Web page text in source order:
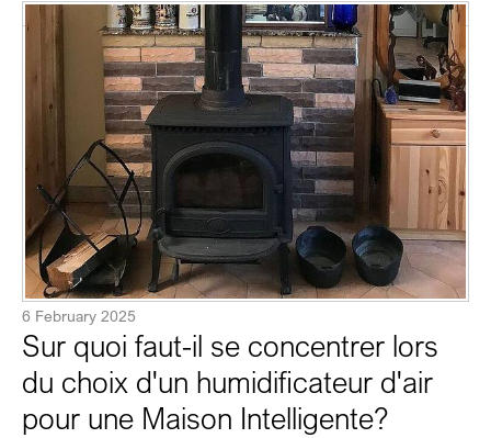
6 February 2025
Sur quoi faut-il se concentrer lors
du choix d'un humidificateur d'air
pour une Maison Intelligente?